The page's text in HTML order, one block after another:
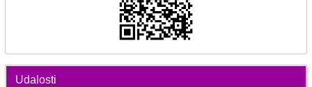
Udalosti